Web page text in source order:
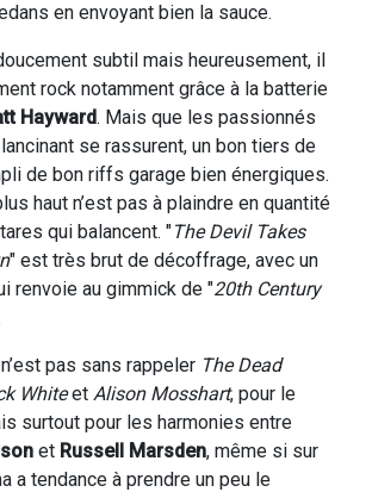
en envoyant bien la sauce.
subtil mais heureusement, il
rock notamment grâce à la batterie
Hayward. Mais que les passionnés
se rassurent, un bon tiers de
de bon riffs garage bien énergiques.
haut n’est pas à plaindre en quantité
qui balancent. "The Devil Takes
" est très brut de décoffrage, avec un
renvoie au gimmick de "20th Century
pas sans rappeler The Dead
Whiteet Alison Mosshart, pour le
surtout pour les harmonies entre
et Russell Marsden, même si sur
a tendance à prendre un peu le